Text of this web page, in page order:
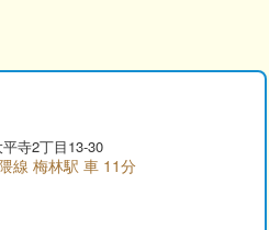
寺2丁目13-30
線 梅林駅 車 11分